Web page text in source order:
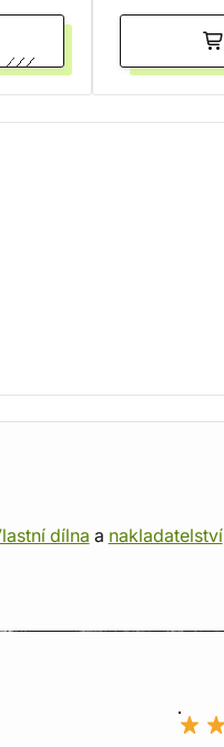
dílna a nakladatelství